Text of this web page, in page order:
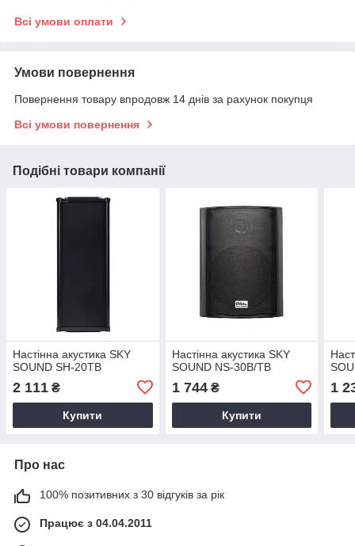
Всі умови оплати
Умови повернення
Повернення товару впродовж 14 днів за рахунок покупця
Всі умови повернення
Подібні товари компанії
Настінна акустика SKY
SOUND SH-20TB
2 111 ₴
Купити
Настінна акустика SKY
SOUND NS-30B/TB
1 744₴
Купити
1
Про нас
100% позитивних з 30 відгуків за рік
Працює з 04.04.2011